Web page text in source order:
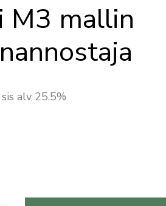
M3 mallin
sis alv 25.5%